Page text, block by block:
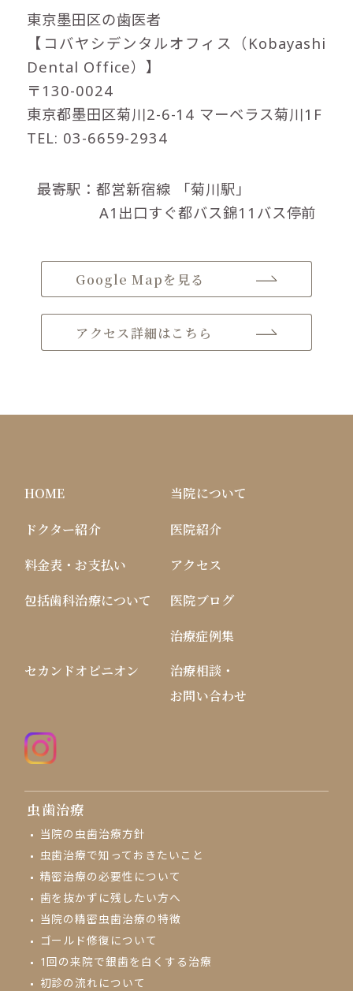
東京墨田区の歯医者
【コバヤシデンタルオフィス（Kobayashi
Dental Office）】
〒130-0024
東京都墨田区菊川2-6-14 マーベラス菊川1F
TEL: 03-6659-2934
最寄駅：都営新宿線 「菊川駅」
A1出口すぐ都バス錦11バス停前
Google Mapを見る
アクセス詳細はこちら
HOME
当院について
ドクター紹介
医院紹介
料金表・お支払い
アクセス
包括歯科治療について
医院ブログ
治療症例集
治療相談・
お問い合わせ
セカンドオピニオン
虫歯治療
当院の虫歯治療方針
虫歯治療で知っておきたいこと
精密治療の必要性について
歯を抜かずに残したい方へ
当院の精密虫歯治療の特徴
ゴールド修復について
1回の来院で銀歯を白くする治療
初診の流れについて